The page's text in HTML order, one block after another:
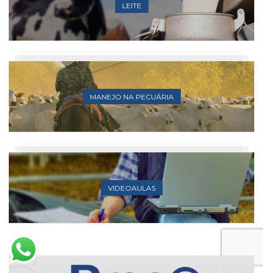
LEITE
MANEJO NA PECUÁRIA
VIDEOAULAS